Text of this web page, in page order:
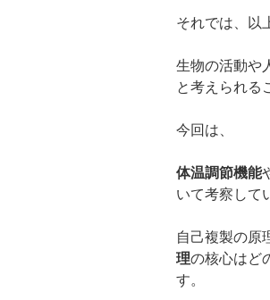
それでは、以
生物の活動や
と考えられる
今回は、
体温調節機能
いて考察して
自己複製の原
理の核心はど
す。